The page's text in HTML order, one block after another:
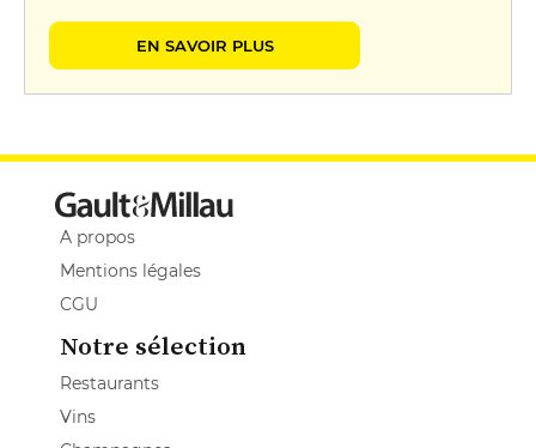
EN SAVOIR PLUS
A propos
Mentions légales
CGU
Notre sélection
Restaurants
Vins